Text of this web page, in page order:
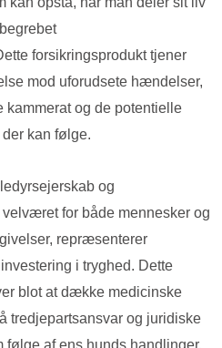
forsikringsprodukt tjener
mod uforudsete hændelser,
kammerat og de potentielle
kan følge.
og
for både mennesker og
repræsenterer
i tryghed. Dette
blot at dække medicinske
tredjepartsansvar og juridiske
følge af ens hunds handlinger.